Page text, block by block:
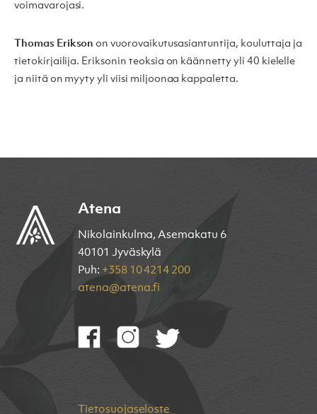
voimavarojasi.
Thomas Erikson on vuorovaikutusasiantuntija, kouluttaja ja
tietokirjailija. Eriksonin teoksia on käännetty yli 40 kielelle
ja niitä on myyty yli viisi miljoonaa kappaletta.
Atena
Nikolainkulma, Asemakatu 6
40101 Jyväskylä
Puh: +358 10 4214 200
atena@atena.fi
Tietosuojaseloste